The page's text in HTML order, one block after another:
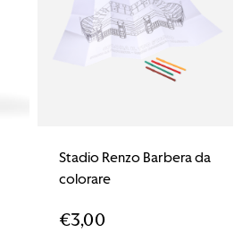
Stadio Renzo Barbera da
colorare
€3,00